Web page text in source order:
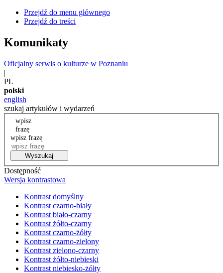
Przejdź do menu głównego
Przejdź do treści
Komunikaty
Oficjalny serwis o kulturze w Poznaniu
|
PL
polski
english
szukaj artykułów i wydarzeń
wpisz
frazę
wpisz frazę
Wyszukaj
Dostępność
Wersja kontrastowa
Kontrast domyślny
Kontrast czarno-biały
Kontrast biało-czarny
Kontrast żółto-czarny
Kontrast czarno-żółty
Kontrast czarno-zielony
Kontrast zielono-czarny
Kontrast żółto-niebieski
Kontrast niebiesko-żółty